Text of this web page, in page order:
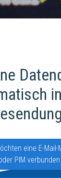
eine E-
PIM